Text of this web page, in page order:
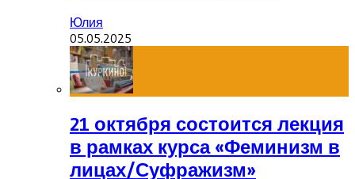
Юлия
05.05.2025
21 октября состоится лекция
в рамках курса «Феминизм в
лицах/Суфражизм»